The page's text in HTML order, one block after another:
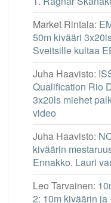
Market Rintala:
50m kivääri
Sveitsille kultaa
Juha Haavisto:
Qualification Rio
3x20ls miehet
video
Juha Haavisto:
kiväärin
Ennakko. Lauri
Leo Tarvainen:
2: 10m kiväärin